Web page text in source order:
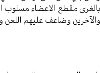
بالغرى مقطع الاعضاء مسلوب
والآخرين وضاعف عليهم اللعن